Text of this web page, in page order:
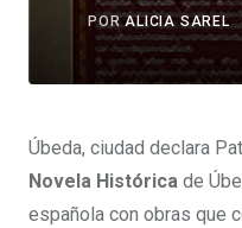
PORALICIA SAREL
Úbeda, ciudad declara
Novela Histórica de
española con obras que